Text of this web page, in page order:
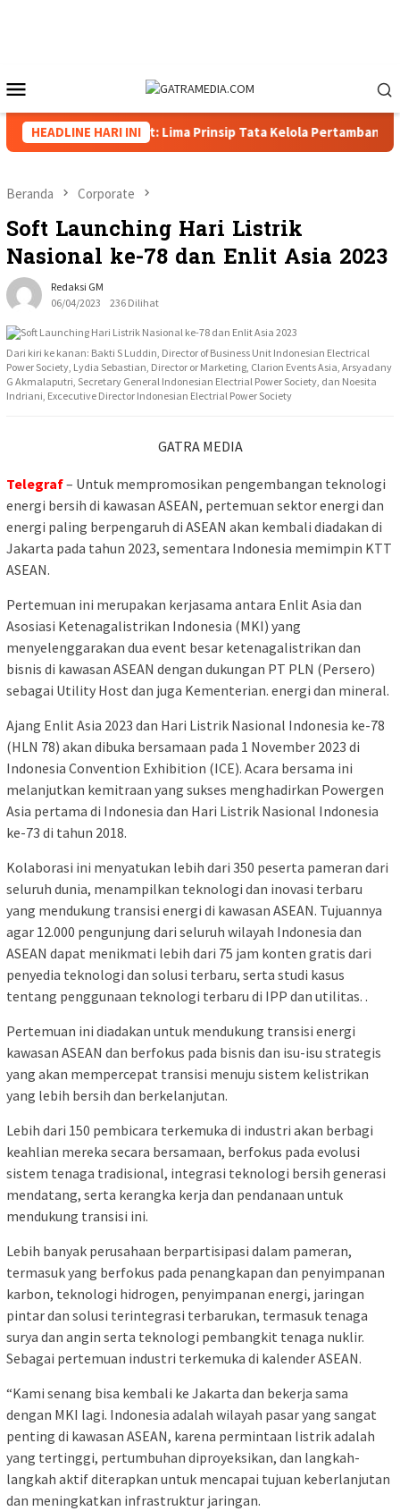
Mobile
HEADLINE HARI INI
Papua Barat: Lima Prinsip Tata Kelola Pertambangan
Beranda Corporate
Soft Launching Hari Listrik
Nasional ke-78 dan Enlit Asia 2023
Redaksi GM
06/04/2023
236 Dilihat
Dari kiri ke kanan: Bakti S Luddin, Director of Business Unit Indonesian Electrical
Power Society, Lydia Sebastian, Director or Marketing, Clarion Events Asia, Arsyadany
G Akmalaputri, Secretary General Indonesian Electrial Power Society, dan Noesita
Indriani, Excecutive Director Indonesian Electrial Power Society
GATRA MEDIA
Telegraf– Untuk mempromosikan pengembangan teknologi
energi bersih di kawasan ASEAN, pertemuan sektor energi dan
energi paling berpengaruh di ASEAN akan kembali diadakan di
Jakarta pada tahun 2023, sementara Indonesia memimpin KTT
ASEAN.
Pertemuan ini merupakan kerjasama antara Enlit Asia dan
Asosiasi Ketenagalistrikan Indonesia (MKI) yang
menyelenggarakan dua event besar ketenagalistrikan dan
bisnis di kawasan ASEAN dengan dukungan PT PLN (Persero)
sebagai Utility Host dan juga Kementerian. energi dan mineral.
Ajang Enlit Asia 2023 dan Hari Listrik Nasional Indonesia ke-78
(HLN 78) akan dibuka bersamaan pada 1 November 2023 di
Indonesia Convention Exhibition (ICE). Acara bersama ini
melanjutkan kemitraan yang sukses menghadirkan Powergen
Asia pertama di Indonesia dan Hari Listrik Nasional Indonesia
ke-73 di tahun 2018.
Kolaborasi ini menyatukan lebih dari 350 peserta pameran dari
seluruh dunia, menampilkan teknologi dan inovasi terbaru
yang mendukung transisi energi di kawasan ASEAN. Tujuannya
agar 12.000 pengunjung dari seluruh wilayah Indonesia dan
ASEAN dapat menikmati lebih dari 75 jam konten gratis dari
penyedia teknologi dan solusi terbaru, serta studi kasus
tentang penggunaan teknologi terbaru di IPP dan utilitas. .
Pertemuan ini diadakan untuk mendukung transisi energi
kawasan ASEAN dan berfokus pada bisnis dan isu-isu strategis
yang akan mempercepat transisi menuju sistem kelistrikan
yang lebih bersih dan berkelanjutan.
Lebih dari 150 pembicara terkemuka di industri akan berbagi
keahlian mereka secara bersamaan, berfokus pada evolusi
sistem tenaga tradisional, integrasi teknologi bersih generasi
mendatang, serta kerangka kerja dan pendanaan untuk
mendukung transisi ini.
Lebih banyak perusahaan berpartisipasi dalam pameran,
termasuk yang berfokus pada penangkapan dan penyimpanan
karbon, teknologi hidrogen, penyimpanan energi, jaringan
pintar dan solusi terintegrasi terbarukan, termasuk tenaga
surya dan angin serta teknologi pembangkit tenaga nuklir.
Sebagai pertemuan industri terkemuka di kalender ASEAN.
“Kami senang bisa kembali ke Jakarta dan bekerja sama
dengan MKI lagi. Indonesia adalah wilayah pasar yang sangat
penting di kawasan ASEAN, karena permintaan listrik adalah
yang tertinggi, pertumbuhan diproyeksikan, dan langkah-
langkah aktif diterapkan untuk mencapai tujuan keberlanjutan
dan meningkatkan infrastruktur jaringan.